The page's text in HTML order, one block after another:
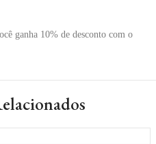
ganha 10% de desconto com o